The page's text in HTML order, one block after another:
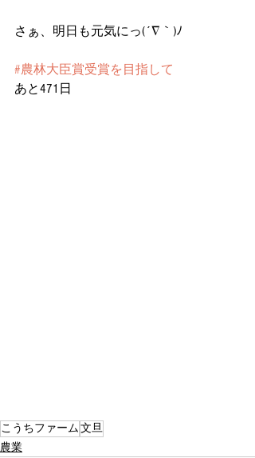
さぁ、明日も元気にっ(´∇｀)ﾉ
#農林大臣賞受賞を目指して
あと471日
こうちファーム文旦
農業